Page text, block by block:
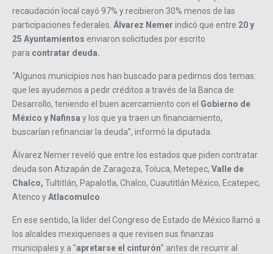
recaudación local cayó 97% y recibieron 30% menos de las
participaciones federales. Álvarez Nemer indicó que entre 20 y
25 Ayuntamientos enviaron solicitudes por escrito
para contratar deuda.
“Algunos municipios nos han buscado para pedirnos dos temas:
que les ayudemos a pedir créditos a través de la Banca de
Desarrollo, teniendo el buen acercamiento con el Gobierno de
México y Nafinsa y los que ya traen un financiamiento,
buscarían refinanciar la deuda”, informó la diputada.
Álvarez Nemer reveló que entre los estados que piden contratar
deuda son Atizapán de Zaragoza, Toluca, Metepec, Valle de
Chalco, Tultitlán, Papalotla, Chalco, Cuautitlán México, Ecatepec,
Atenco yAtlacomulco
En ese sentido, la líder del Congreso de Estado de México llamó a
los alcaldes mexiquenses a que revisen sus finanzas
municipales y a ”apretarse el cinturón” antes de recurrir al